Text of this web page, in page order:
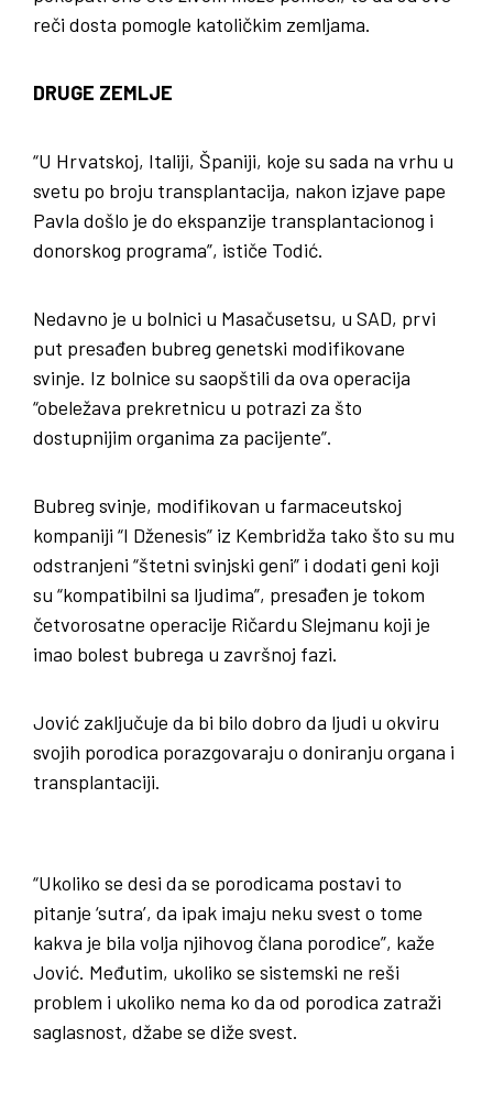
reči dosta pomogle katoličkim zemljama.
DRUGE ZEMLJE
“U Hrvatskoj, Italiji, Španiji, koje su sada na vrhu u
svetu po broju transplantacija, nakon izjave pape
Pavla došlo je do ekspanzije transplantacionog i
donorskog programa”, ističe Todić.
Nedavno je u bolnici u Masačusetsu, u SAD, prvi
put presađen bubreg genetski modifikovane
svinje. Iz bolnice su saopštili da ova operacija
“obeležava prekretnicu u potrazi za što
dostupnijim organima za pacijente”.
Bubreg svinje, modifikovan u farmaceutskoj
kompaniji “I Dženesis” iz Kembridža tako što su mu
odstranjeni “štetni svinjski geni” i dodati geni koji
su “kompatibilni sa ljudima”, presađen je tokom
četvorosatne operacije Ričardu Slejmanu koji je
imao bolest bubrega u završnoj fazi.
Jović zaključuje da bi bilo dobro da ljudi u okviru
svojih porodica porazgovaraju o doniranju organa i
transplantaciji.
“Ukoliko se desi da se porodicama postavi to
pitanje ‘sutra’, da ipak imaju neku svest o tome
kakva je bila volja njihovog člana porodice”, kaže
Jović. Međutim, ukoliko se sistemski ne reši
problem i ukoliko nema ko da od porodica zatraži
saglasnost, džabe se diže svest.